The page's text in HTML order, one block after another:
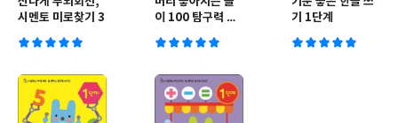
시멘토 미로찾기 3
이 100 탐구력 수
기 1단계